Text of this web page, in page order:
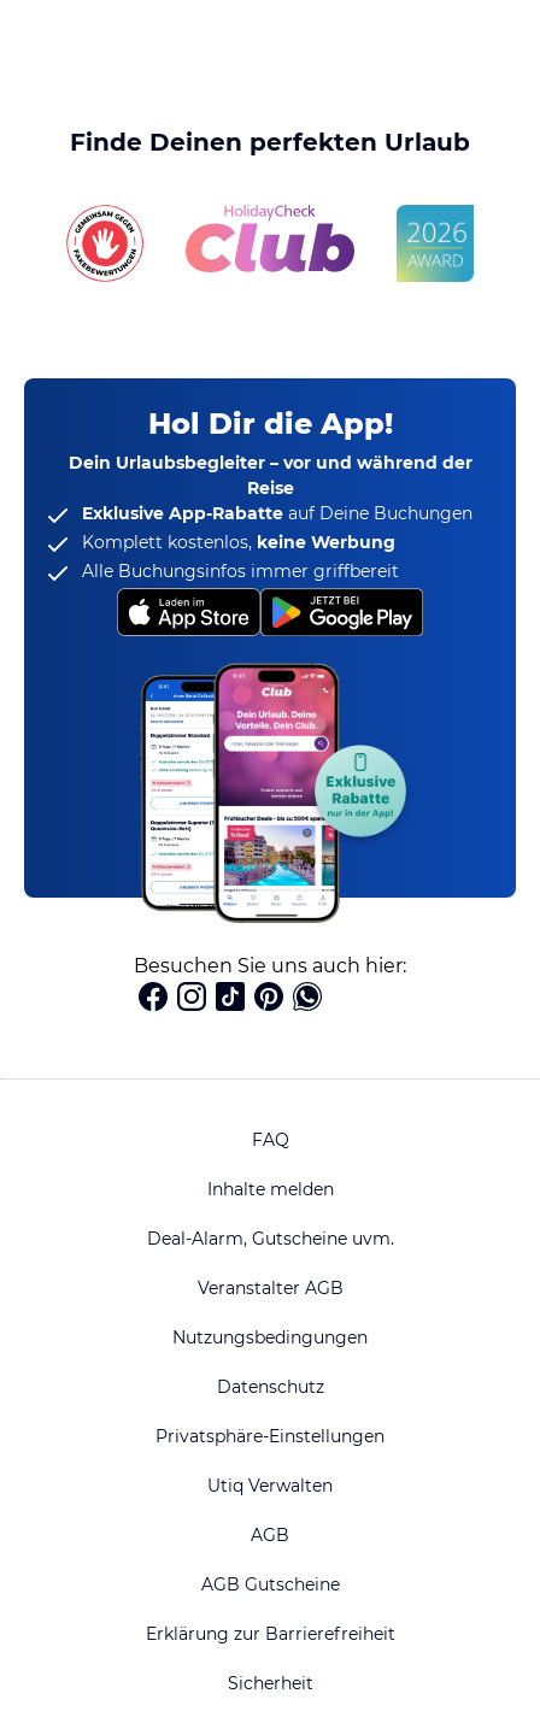
Finde Deinen perfekten Urlaub
Hol Dir die App!
Dein Urlaubsbegleiter – vor und während der
Reise
Exklusive App-Rabatte auf Deine Buchungen
Komplett kostenlos, keine Werbung
Alle Buchungsinfos immer griffbereit
Besuchen Sie uns auch hier:
FAQ
Inhalte melden
Deal-Alarm, Gutscheine uvm.
Veranstalter AGB
Nutzungsbedingungen
Datenschutz
Privatsphäre-Einstellungen
Utiq Verwalten
AGB
AGB Gutscheine
Erklärung zur Barrierefreiheit
Sicherheit